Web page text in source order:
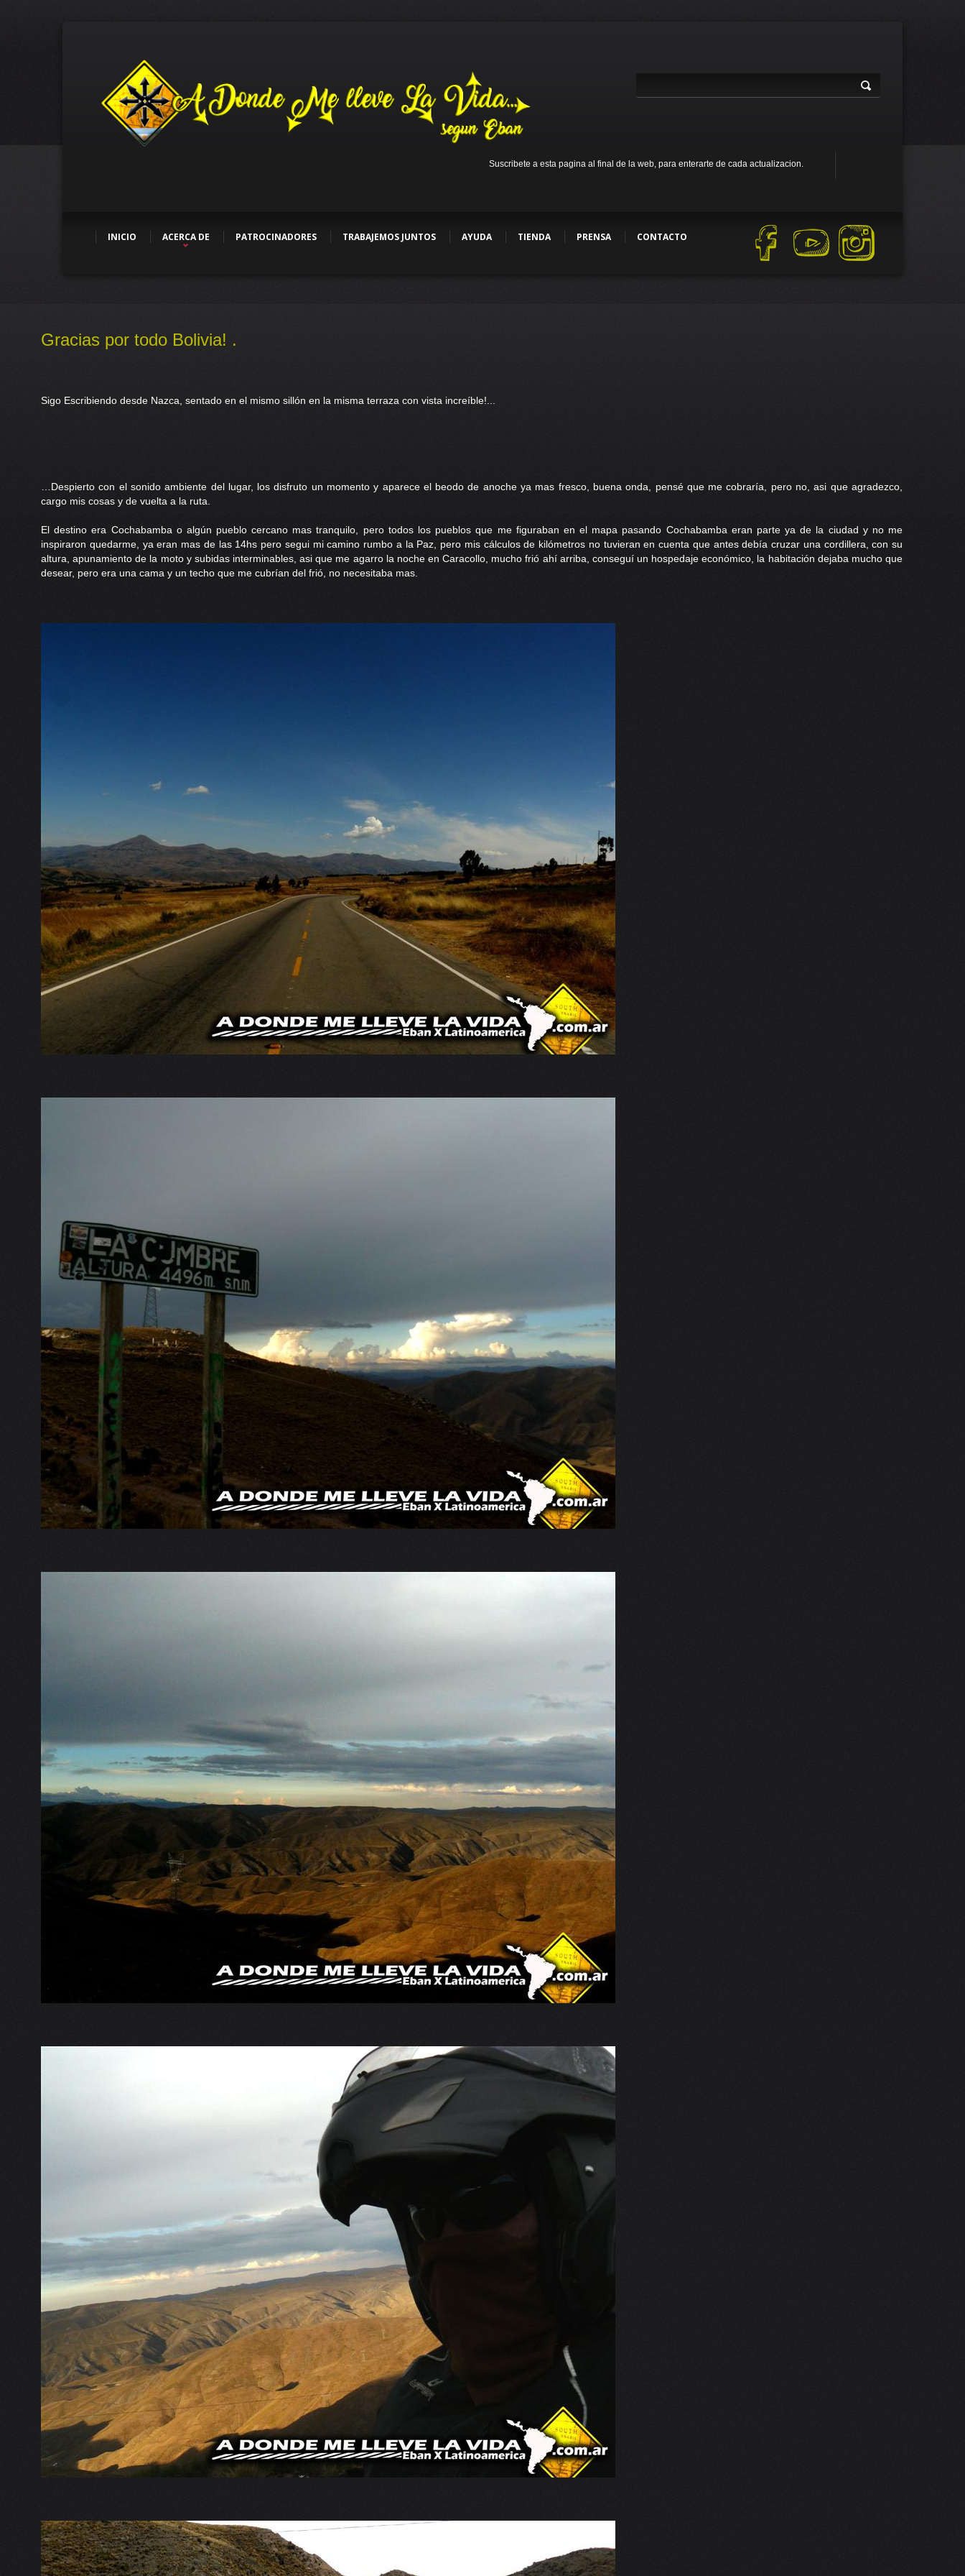
Suscribete a esta pagina al final de la web, para enterarte de cada actualizacion.
INICIO ACERCA DE PATROCINADORES TRABAJEMOS JUNTOS AYUDA TIENDA PRENSA CONTACTO
Gracias por todo Bolivia! .
Sigo Escribiendo desde Nazca, sentado en el mismo sillón en la misma terraza con vista increíble!...
…Despierto con el sonido ambiente del lugar, los disfruto un momento y aparece el beodo de anoche ya mas fresco, buena onda, pensé que me cobraría, pero no, asi que agradezco,
cargo mis cosas y de vuelta a la ruta.
El destino era Cochabamba o algún pueblo cercano mas tranquilo, pero todos los pueblos que me figuraban en el mapa pasando Cochabamba eran parte ya de la ciudad y no me
inspiraron quedarme, ya eran mas de las 14hs pero segui mi camino rumbo a la Paz, pero mis cálculos de kilómetros no tuvieran en cuenta que antes debía cruzar una cordillera, con su
altura, apunamiento de la moto y subidas interminables, asi que me agarro la noche en Caracollo, mucho frió ahí arriba, conseguí un hospedaje económico, la habitación dejaba mucho que
desear, pero era una cama y un techo que me cubrían del frió, no necesitaba mas.